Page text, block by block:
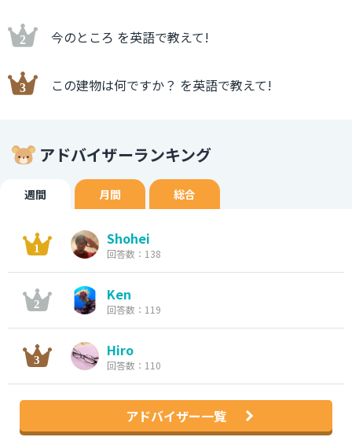
今のところ を英語で教えて!
この建物は何ですか？ を英語で教えて!
アドバイザーランキング
週間 月間 総合
Shohei
回答数：138
Ken
回答数：119
Hiro
回答数：110
アドバイザー一覧